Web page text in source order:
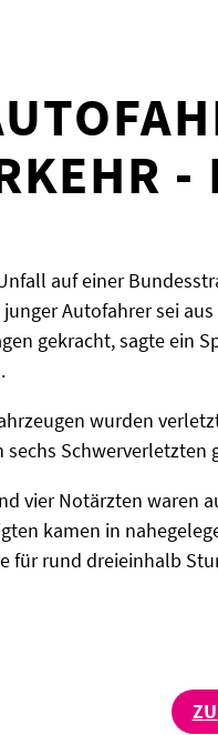
-
auf einer
Autofahrer sei
gekracht, sagte ein
wurden
Schwerverletzten
vier Notärzten waren
kamen in
für rund dreieinhalb